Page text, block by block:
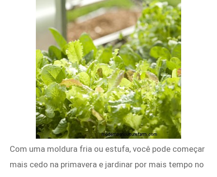
Com uma moldura fria ou estufa, você pode começar
mais cedo na primavera e jardinar por mais tempo no